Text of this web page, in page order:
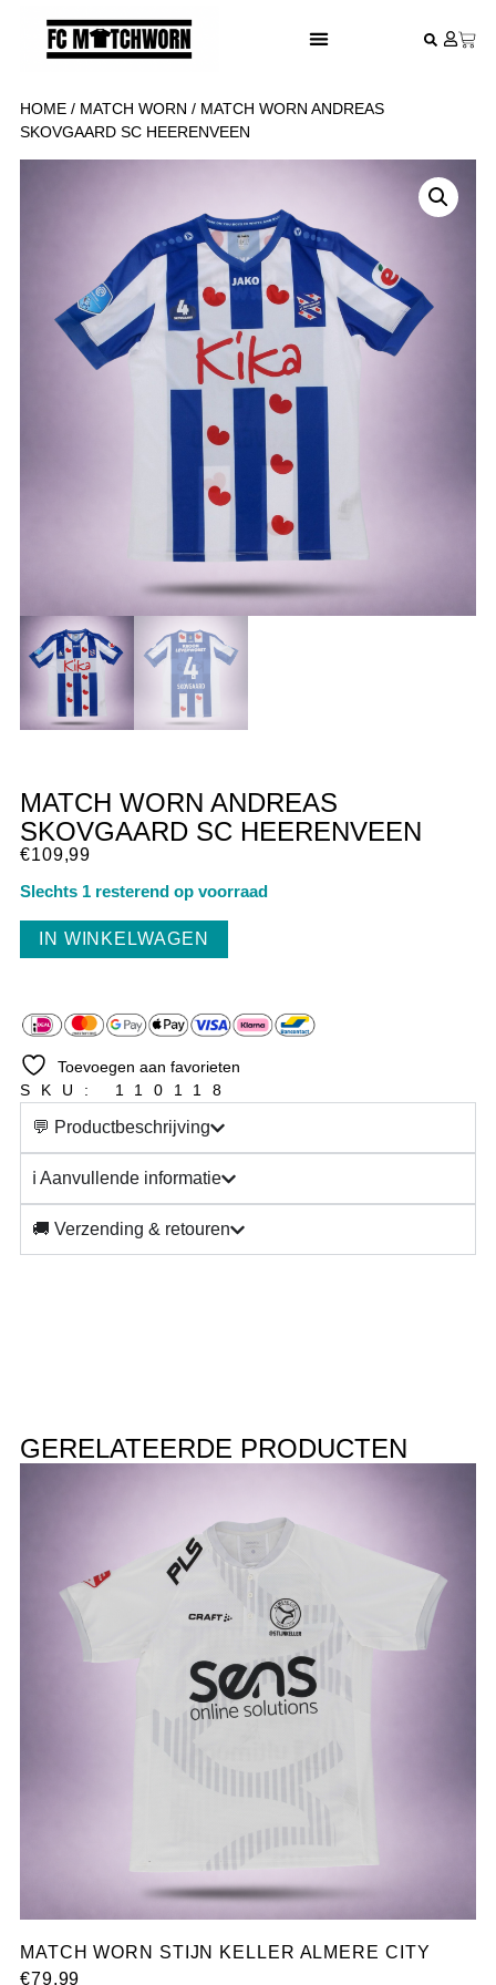
HOME/ MATCH WORN / MATCH WORN ANDREAS
SKOVGAARD SC HEERENVEEN
MATCH WORN ANDREAS
SKOVGAARD SC HEERENVEEN
€109,99
Slechts 1 resterend op voorraad
IN WINKELWAGEN
Toevoegen aan favorieten
SKU: 110118
💬 Productbeschrijving
ℹ️ Aanvullende informatie
🚚 Verzending & retouren
GERELATEERDE PRODUCTEN
MATCH WORN STIJN KELLER ALMERE CITY
€79,99